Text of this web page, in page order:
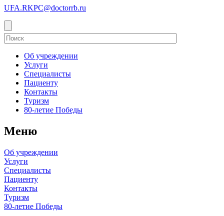
UFA.RKPC@doctorrb.ru
Об учреждении
Услуги
Специалисты
Пациенту
Контакты
Туризм
80-летие Победы
Меню
Об учреждении
Услуги
Специалисты
Пациенту
Контакты
Туризм
80-летие Победы